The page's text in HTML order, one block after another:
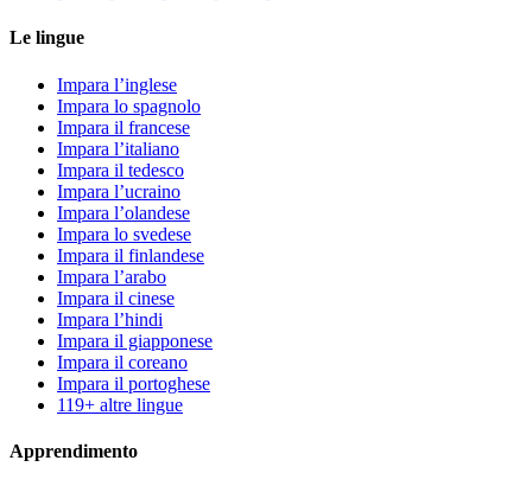
Le lingue
Impara l’inglese
Impara lo spagnolo
Impara il francese
Impara l’italiano
Impara il tedesco
Impara l’ucraino
Impara l’olandese
Impara lo svedese
Impara il finlandese
Impara l’arabo
Impara il cinese
Impara l’hindi
Impara il giapponese
Impara il coreano
Impara il portoghese
119+ altre lingue
Apprendimento